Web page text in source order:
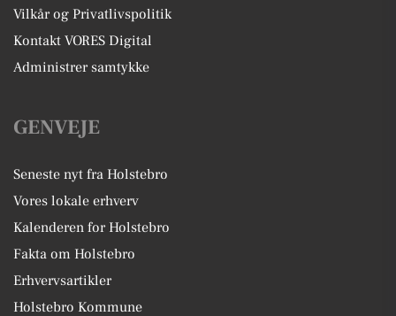
Vilkår og Privatlivspolitik
Kontakt VORES Digital
Administrer samtykke
GENVEJE
Seneste nyt fra Holstebro
Vores lokale erhverv
Kalenderen for Holstebro
Fakta om Holstebro
Erhvervsartikler
Holstebro Kommune